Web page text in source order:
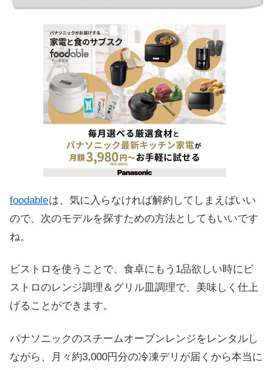
foodableは、気に入らなければ解約してしまえばいい
ので、次のモデルを探すための方法としてもいいです
ね。
ビストロを使うことで、食卓にもう1品欲しい時にビ
ストロのレンジ調理＆グリル皿調理で、美味しく仕上
げることができます。
パナソニックのスチームオーブンレンジをレンタルし
ながら、月々約3,000円分の冷凍デリが届くから本当に